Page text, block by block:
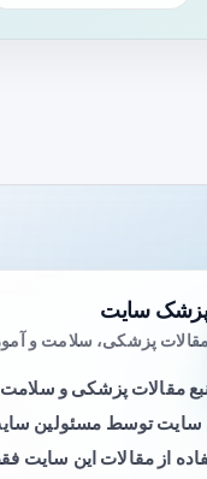
سایت
مقالات پزشکی، سلامت و
مقالات پزشکی و
سایت توسط مسئولین
از مقالات این سایت